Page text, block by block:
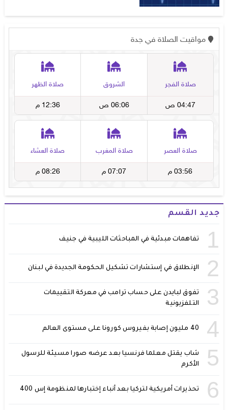
جديد القسم
1 تفاهمات مبدئية في المباحثات الليبية في جنيف
2 الإنطلاق في إستشارات تشكيل الحكومة الجديدة في لبنان
3
تفوق لبايدن على حساب ترامب في معركة التقييمات
التلفزيونية
4 40 مليون إصابة بفيروس كورونا على مستوى العالم
5
شاب يقتل معلما فرنسيا بعد عرضه صورا مسيئة للرسول
الأكرم
6 تحذيرات أمريكية لتركيا بعد أنباء إختبارها لمنظومة إس 400